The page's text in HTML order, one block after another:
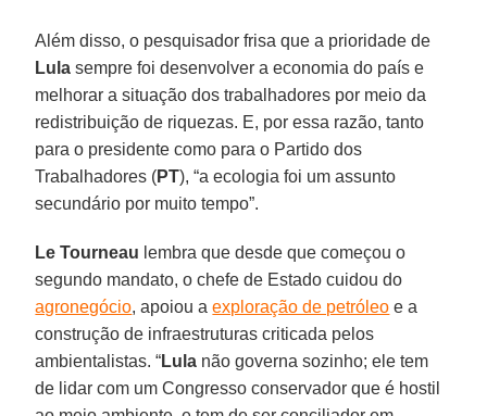
Além disso, o pesquisador frisa que a prioridade de
Lula sempre foi desenvolver a economia do país e
melhorar a situação dos trabalhadores por meio da
redistribuição de riquezas. E, por essa razão, tanto
para o presidente como para o Partido dos
Trabalhadores (PT), “a ecologia foi um assunto
secundário por muito tempo”.
Le Tourneau lembra que desde que começou o
segundo mandato, o chefe de Estado cuidou do
agronegócio, apoiou aexploração de petróleo e a
construção de infraestruturas criticada pelos
ambientalistas. “Lula não governa sozinho; ele tem
de lidar com um Congresso conservador que é hostil